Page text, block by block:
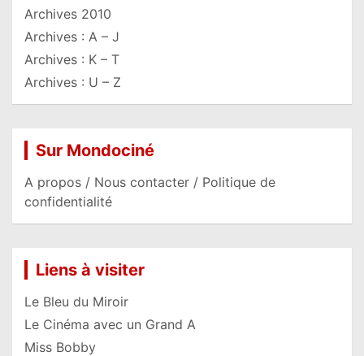
Archives 2010
Archives : A – J
Archives : K – T
Archives : U – Z
Sur Mondociné
A propos / Nous contacter / Politique de
confidentialité
Liens à visiter
Le Bleu du Miroir
Le Cinéma avec un Grand A
Miss Bobby